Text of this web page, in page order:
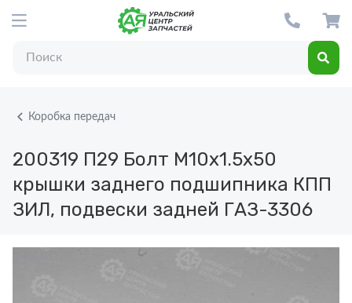
Коробка передач
200319 П29 Болт М10х1.5х50
крышки заднего подшипника КПП
ЗИЛ, подвески задней ГАЗ-3306